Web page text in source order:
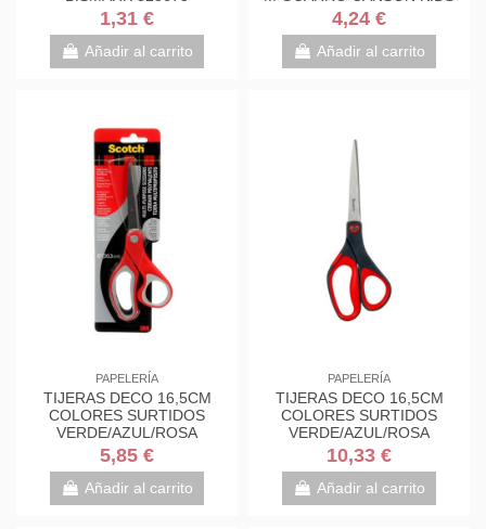
1,31 €
Añadir al carrito
C200003210
4,24 €
Añadir al carrito
PAPELERÍA
TIJERAS DECO 16,5CM
COLORES SURTIDOS
VERDE/AZUL/ROSA
1561DS-M SCOTH
7000034004
5,85 €
Añadir al carrito
PAPELERÍA
TIJERAS DECO 16,5CM
COLORES SURTIDOS
VERDE/AZUL/ROSA
1561DS-M SCOTH
7000034004
10,33 €
Añadir al carrito